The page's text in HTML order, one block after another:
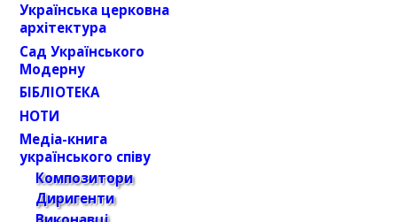
Українська церковна
архітектура
Сад Українського
Модерну
БІБЛІОТЕКА
НОТИ
Медіа-книга
українського співу
Композитори
Диригенти